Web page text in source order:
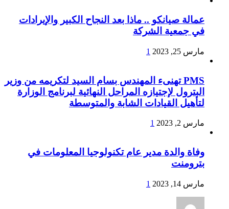
عمالة صيانكو .. ماذا بعد النجاح الكبير والإيرادات
في جمعية الشركة
مارس 25, 2023 1
PMS تهنىء المهندس بسام السيد لتكريمه من وزير
البترول لإجتيازه المراحل النهائية لبرنامج الوزارة
لتأهيل القيادات الشابة والمتوسطة
مارس 2, 2023 1
وفاة والدة مدير عام تكنولوجيا المعلومات في
بترومنت
مارس 14, 2023 1